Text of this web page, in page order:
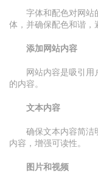
字体和配色对网站
体，并确保配色和谐，
添加网站内容
网站内容是吸引用
的内容。
文本内容
确保文本内容简洁
内容，增强可读性。
图片和视频